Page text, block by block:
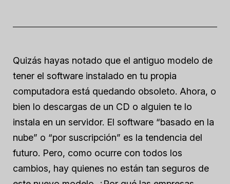
Quizás hayas notado que el antiguo modelo de
tener el software instalado en tu propia
computadora está quedando obsoleto. Ahora, o
bien lo descargas de un CD o alguien te lo
instala en un servidor. El software “basado en la
nube” o “por suscripción” es la tendencia del
futuro. Pero, como ocurre con todos los
cambios, hay quienes no están tan seguros de